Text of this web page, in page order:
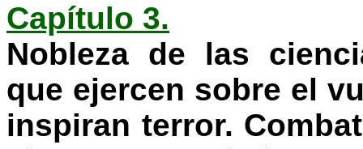
Capítulo 3.
Nobleza de las
que ejercen sobre el
inspiran terror.